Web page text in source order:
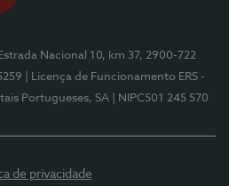
Estrada Nacional 10, km 37, 2900-722
| Licença de Funcionamento ERS -
Portugueses, SA | NIPC501 245 570
de privacidade